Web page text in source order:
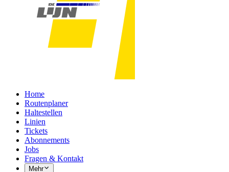
Home
Routenplaner
Haltestellen
Linien
Tickets
Abonnements
Jobs
Fragen & Kontakt
Mehr